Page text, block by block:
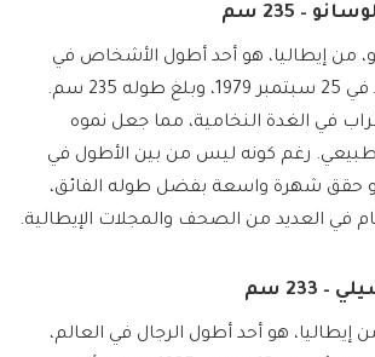
من إيطاليا، هو أحد أطول الأشخاص في
القارة الأوروبية. وُلد في 25 سبتمبر 1979، وبلغ طوله 235 سم.
في الغدة النخامية، مما جعل نموه
رغم كونه ليس من بين الأطول في
حقق شهرة واسعة بفضل طوله الفائق،
في العديد من الصحف والمجلات الإيطالية.
إيطاليا، هو أحد أطول الرجال في العالم،